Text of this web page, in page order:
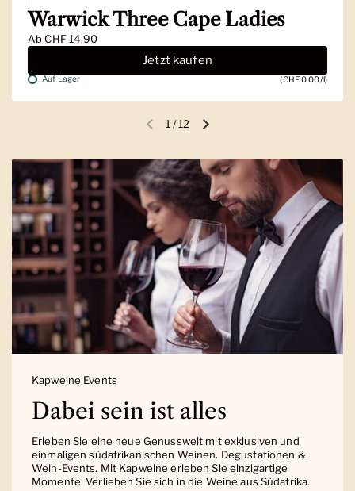
Warwick Three Cape Ladies
AbCHF 14.90
Jetzt kaufen
Auf Lager (CHF 0.00/l)
Vorherige FolieNächste Folie
1/12
Kapweine Events
Dabei sein ist alles
Erleben Sie eine neue Genusswelt mit exklusiven und
einmaligen südafrikanischen Weinen. Degustationen &
Wein-Events. Mit Kapweine erleben Sie einzigartige
Momente. Verlieben Sie sich in die Weine aus Südafrika.